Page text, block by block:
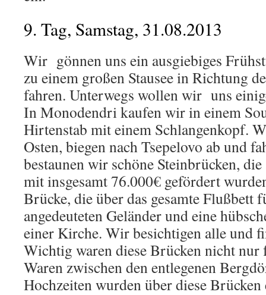
9. Tag, Samstag, 31.08.2013
Wir gönnen uns ein ausgiebiges
zu einem großen Stausee in Richtung
fahren. Unterwegs wollen wir uns
In Monodendri kaufen wir in einem
Hirtenstab mit einem Schlangenkopf.
Osten, biegen nach Tsepelovo ab und
bestaunen wir schöne Steinbrücken,
mit insgesamt 76.000€ gefördert
Brücke, die über das gesamte Flußbett
angedeuteten Geländer und eine
einer Kirche. Wir besichtigen alle und
Wichtig waren diese Brücken nicht nur
Waren zwischen den entlegenen
Hochzeiten wurden über diese